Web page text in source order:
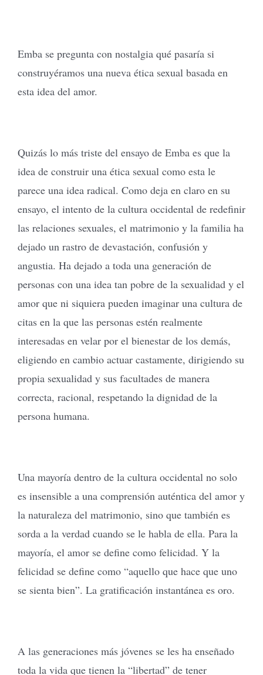
Emba se pregunta con nostalgia qué pasaría si
construyéramos una nueva ética sexual basada en
esta idea del amor.
Quizás lo más triste del ensayo de Emba es que la
idea de construir una ética sexual como esta le
parece una idea radical. Como deja en claro en su
ensayo, el intento de la cultura occidental de redefinir
las relaciones sexuales, el matrimonio y la familia ha
dejado un rastro de devastación, confusión y
angustia. Ha dejado a toda una generación de
personas con una idea tan pobre de la sexualidad y el
amor que ni siquiera pueden imaginar una cultura de
citas en la que las personas estén realmente
interesadas en velar por el bienestar de los demás,
eligiendo en cambio actuar castamente, dirigiendo su
propia sexualidad y sus facultades de manera
correcta, racional, respetando la dignidad de la
persona humana.
Una mayoría dentro de la cultura occidental no solo
es insensible a una comprensión auténtica del amor y
la naturaleza del matrimonio, sino que también es
sorda a la verdad cuando se le habla de ella. Para la
mayoría, el amor se define como felicidad. Y la
felicidad se define como “aquello que hace que uno
se sienta bien”. La gratificación instantánea es oro.
A las generaciones más jóvenes se les ha enseñado
toda la vida que tienen la “libertad” de tener